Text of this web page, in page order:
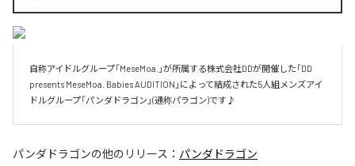
自称アイドルグループ「MeseMoa.」が所属する株式会社DDが開催した「DD
presents MeseMoa. Babies AUDITION」によって結成された5人組メンズアイ
ドルグループ「パンダドラゴン」(通称パラゴン)です♪
パンダドラゴンの他のリリース： パンダドラゴン